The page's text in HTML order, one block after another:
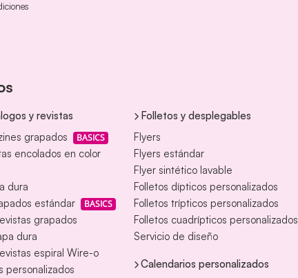
y revistas
grapados
BASICS
encolados en color
dura
estándar
BASICS
grapados
dura
espiral Wire-o
personalizados
Folletos y desplegables
Flyers
Flyers estándar
Flyer sintético lavable
Folletos dípticos personalizados
Folletos trípticos personalizados
Folletos cuadrípticos personalizados
Servicio de diseño
Calendarios personalizados